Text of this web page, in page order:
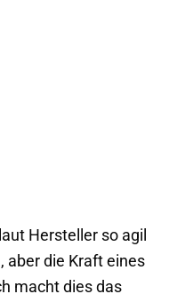
Hersteller so agil
aber die Kraft eines
macht dies das